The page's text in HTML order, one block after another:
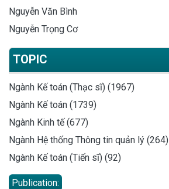
Nguyễn Văn Bình
Nguyễn Trọng Cơ
TOPIC
Ngành Kế toán (Thạc sĩ) (1967)
Ngành Kế toán (1739)
Ngành Kinh tế (677)
Ngành Hệ thống Thông tin quản lý (264)
Ngành Kế toán (Tiến sĩ) (92)
Publication: